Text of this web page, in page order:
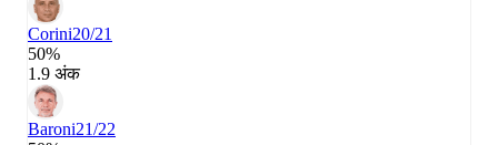
Corini20/21
50%
1.9 अंक
Baroni21/22